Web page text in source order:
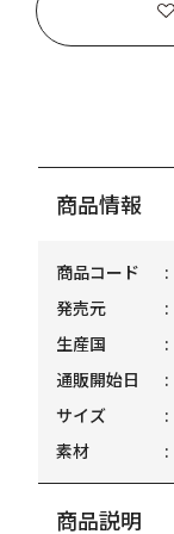
商品情報
商品コード
発売元
生産国
通販開始日
サイズ
素材
商品説明